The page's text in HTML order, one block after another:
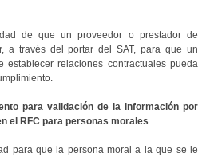
de que un proveedor o prestador de
a través del portar del SAT, para que un
establecer relaciones contractuales pueda
para validación de la información por
el RFC para personas morales
para que la persona moral a la que se le